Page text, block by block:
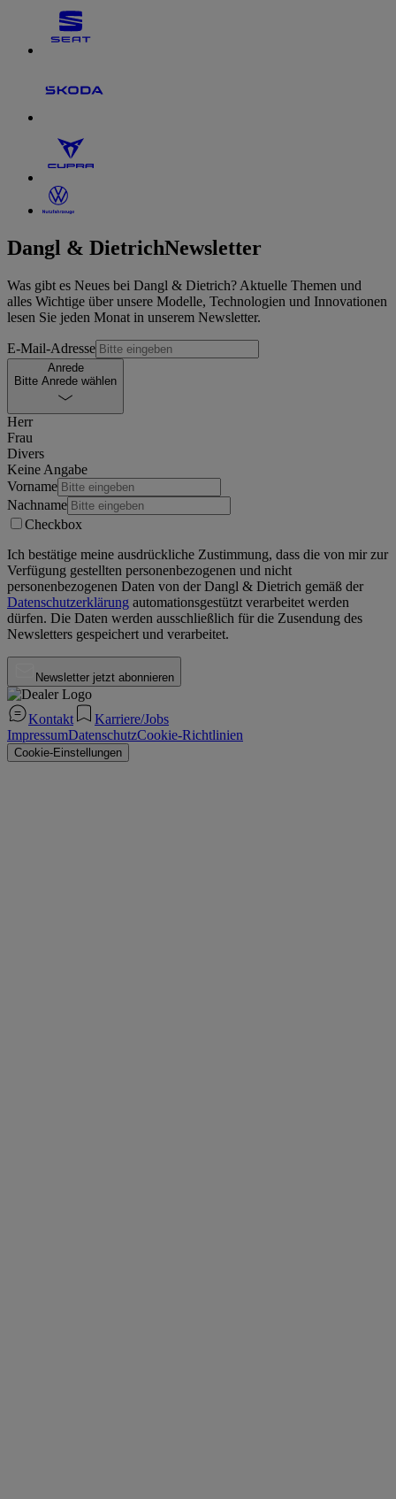
Dangl & DietrichNewsletter
Was gibt es Neues bei Dangl & Dietrich? Aktuelle Themen und
alles Wichtige über unsere Modelle, Technologien und Innovationen
lesen Sie jeden Monat in unserem Newsletter.
E-Mail-Adresse
Anrede
Bitte Anrede wählen
Herr
Frau
Divers
Keine Angabe
Vorname
Nachname
Checkbox
Ich bestätige meine ausdrückliche Zustimmung, dass die von mir zur
Verfügung gestellten personenbezogenen und nicht
personenbezogenen Daten von derDangl & Dietrich gemäß der
Datenschutzerklärung automationsgestützt verarbeitet werden
dürfen. Die Daten werden ausschließlich für die Zusendung des
Newsletters gespeichert und verarbeitet.
Newsletter jetzt abonnieren
Kontakt
Karriere/Jobs
ImpressumDatenschutzCookie-Richtlinien
Cookie-Einstellungen